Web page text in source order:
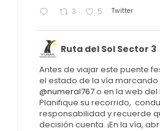
3 5 Twitter
Ruta del Sol Sector 3
Antes de viajar este puente
el estado de la vía marcando
@numeral767o en la web del
Planifique su recorrido,
responsabilidad y recuerde
decisión cuenta. ¡En la vía,